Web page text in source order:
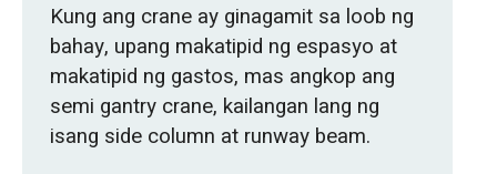
Kung ang crane ay ginagamit sa loob ng
bahay, upang makatipid ng espasyo at
makatipid ng gastos, mas angkop ang
semi gantry crane, kailangan lang ng
isang side column at runway beam.